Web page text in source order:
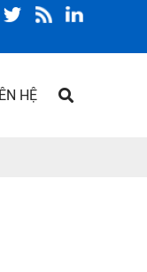
HỆ